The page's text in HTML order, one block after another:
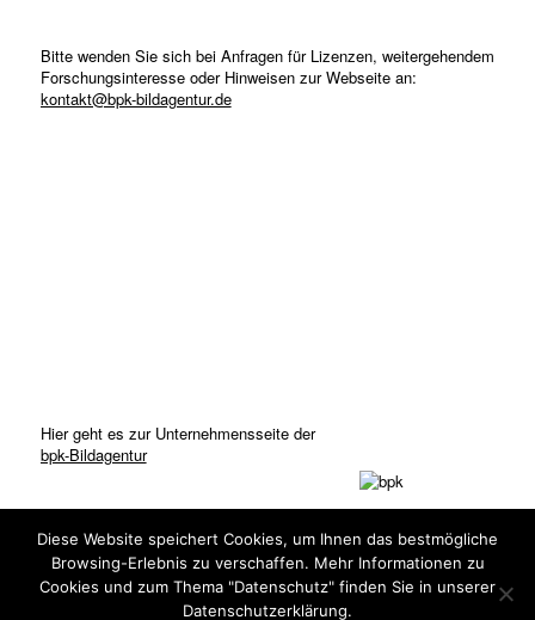
Bitte wenden Sie sich bei Anfragen für Lizenzen, weitergehendem
Forschungsinteresse oder Hinweisen zur Webseite an:
kontakt@bpk-bildagentur.de
Hier geht es zur Unternehmensseite der
bpk-Bildagentur
Diese Website speichert Cookies, um Ihnen das bestmögliche
Browsing-Erlebnis zu verschaffen. Mehr Informationen zu
Cookies und zum Thema "Datenschutz" finden Sie in unserer
Datenschutzerklärung.